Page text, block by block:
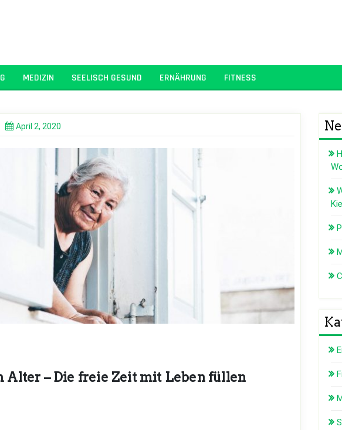
MEDIZIN SEELISCH GESUND ERNÄHRUNG FITNESS
April 2, 2020
Alter – Die freie Zeit mit Leben füllen